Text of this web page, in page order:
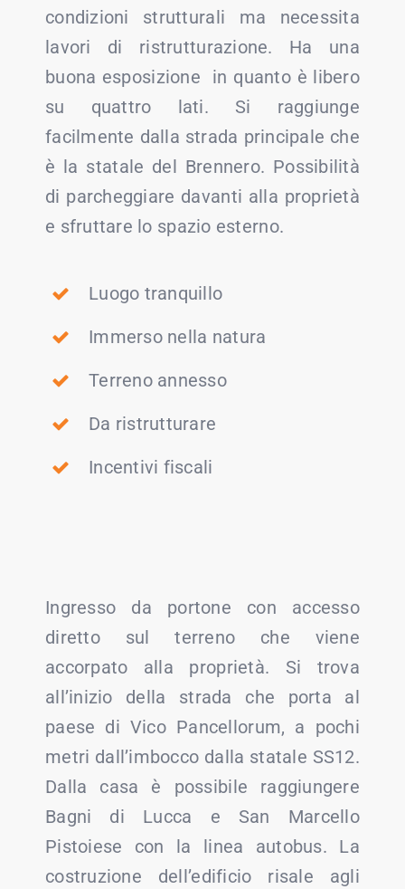
condizioni strutturali ma necessita
lavori di ristrutturazione. Ha una
buona esposizione in quanto è libero
su quattro lati. Si raggiunge
facilmente dalla strada principale che
è la statale del Brennero. Possibilità
di parcheggiare davanti alla proprietà
e sfruttare lo spazio esterno.
Luogo tranquillo
Immerso nella natura
Terreno annesso
Da ristrutturare
Incentivi fiscali
Ingresso da portone con accesso
diretto sul terreno che viene
accorpato alla proprietà. Si trova
all’inizio della strada che porta al
paese di Vico Pancellorum, a pochi
metri dall’imbocco dalla statale SS12.
Dalla casa è possibile raggiungere
Bagni di Lucca e San Marcello
Pistoiese con la linea autobus. La
costruzione dell’edificio risale agli